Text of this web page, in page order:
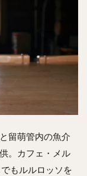
留萌管内の魚介
。カフェ・メル
もルルロッソを